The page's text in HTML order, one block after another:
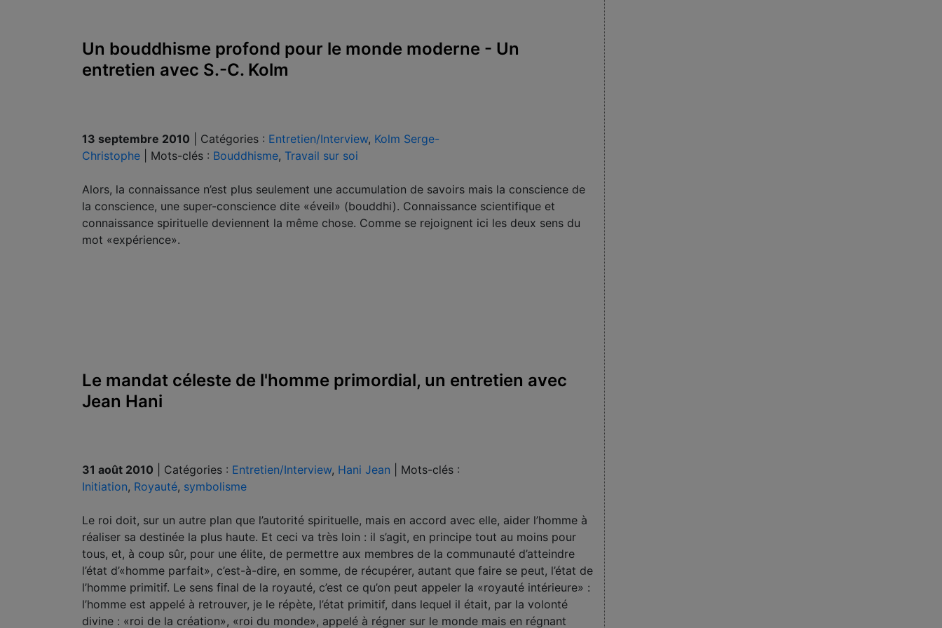
Un bouddhisme profond pour le monde moderne - Un
entretien avec S.-C. Kolm
13 septembre 2010 Catégories : Entretien/Interview, Kolm Serge-
Christophe
Mots-clés : Bouddhisme, Travail sur soi
Alors, la connaissance n’est plus seulement une accumulation de savoirs mais la conscience de
la conscience, une super-conscience dite «éveil» (bouddhi). Connaissance scientifique et
connaissance spirituelle deviennent la même chose. Comme se rejoignent ici les deux sens du
mot «expérience».
Le mandat céleste de l'homme primordial, un entretien avec
Jean Hani
31 août 2010 Catégories : Entretien/Interview, Hani Jean
Mots-clés :
Initiation, Royauté, symbolisme
Le roi doit, sur un autre plan que l’autorité spirituelle, mais en accord avec elle, aider l’homme à
réaliser sa destinée la plus haute. Et ceci va très loin : il s’agit, en principe tout au moins pour
tous, et, à coup sûr, pour une élite, de permettre aux membres de la communauté d’atteindre
l’état d’«homme parfait», c’est-à-dire, en somme, de récupérer, autant que faire se peut, l’état de
l’homme primitif. Le sens final de la royauté, c’est ce qu’on peut appeler la «royauté intérieure» :
l’homme est appelé à retrouver, je le répète, l’état primitif, dans lequel il était, par la volonté
divine : «roi de la création», «roi du monde», appelé à régner sur le monde mais en régnant